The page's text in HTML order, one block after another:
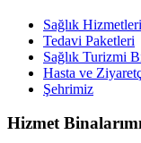
Sağlık
Tedavi Paketleri
Sağlık Turizmi
Hasta ve
Şehrimiz
Hizmet